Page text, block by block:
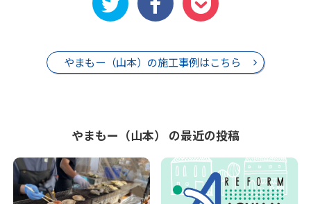
やまもー（山本）の施工事例はこちら
やまもー（山本） の最近の投稿